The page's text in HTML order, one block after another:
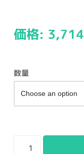
価格: 3,714
数量